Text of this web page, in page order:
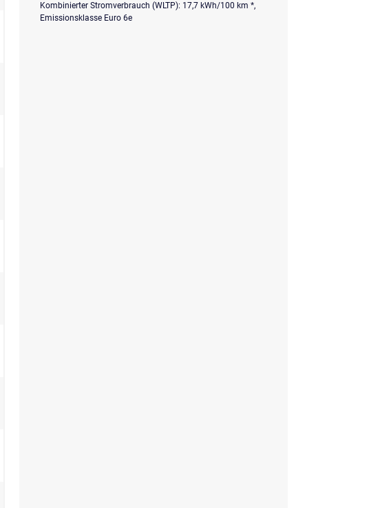
Kombinierter Stromverbrauch (WLTP): 17,7 kWh/100 km *,
Emissionsklasse Euro 6e